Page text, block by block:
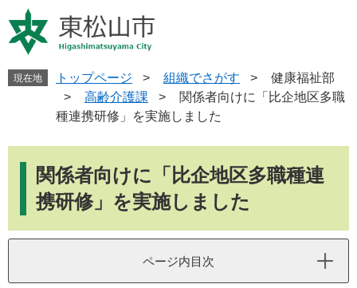
ー
ジ
ニ
ュ
現在地 トップページ > 組織でさがす >
健康福祉部
>
高齢介護課 >
関係者向けに「比企地区多職
種連携研修」を実施しました
関係者向けに「比企地区多職種連
携研修」を実施しました
ページ内目次